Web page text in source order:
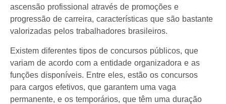
ascensão profissional através de promoções e
progressão de carreira, características que são bastante
valorizadas pelos trabalhadores brasileiros.
Existem diferentes tipos de concursos públicos, que
variam de acordo com a entidade organizadora e as
funções disponíveis. Entre eles, estão os concursos
para cargos efetivos, que garantem uma vaga
permanente, e os temporários, que têm uma duração